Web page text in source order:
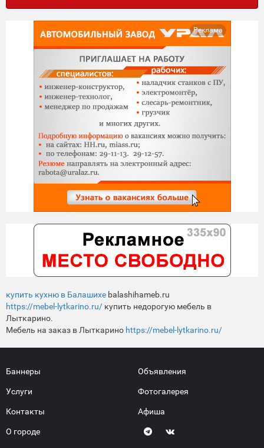
Реклама
купить кухню в Балашихе balashihameb.ru
https://mebel-lytkarino.ru/ купить недорогую мебель в
Лыткарино.
Мебель на заказ в Лыткарино https://mebel-lytkarino.ru/
Баннеры
Услуги
Контакты
О городе
Объявления
Фотогалерея
Афиша